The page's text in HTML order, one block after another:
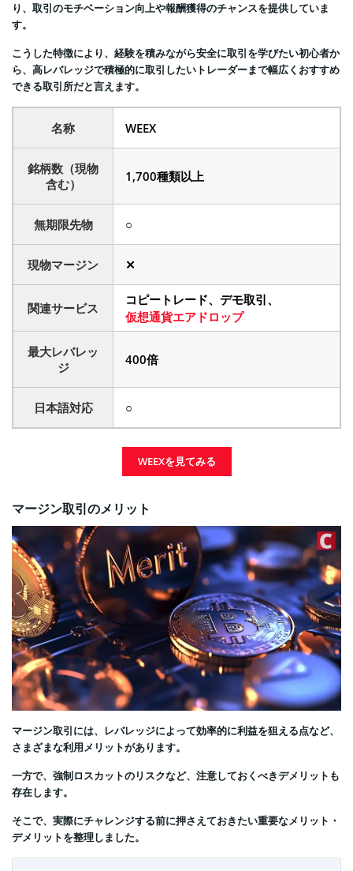
り、取引のモチベーション向上や報酬獲得のチャンスを提供していま
す。
こうした特徴により、経験を積みながら安全に取引を学びたい初心者か
ら、高レバレッジで積極的に取引したいトレーダーまで幅広くおすすめ
できる取引所だと言えます。
名称 WEEX
銘柄数（現物
含む）
1,700種類以上
無期限先物 ○
現物マージン ✕
関連サービス
コピートレード、デモ取引、
仮想通貨エアドロップ
最大レバレッ
ジ
400倍
日本語対応 ○
WEEXを見てみる
マージン取引のメリット
マージン取引には、レバレッジによって効率的に利益を狙える点など、
さまざまな利用メリットがあります。
一方で、強制ロスカットのリスクなど、注意しておくべきデメリットも
存在します。
そこで、実際にチャレンジする前に押さえておきたい重要なメリット・
デメリットを整理しました。